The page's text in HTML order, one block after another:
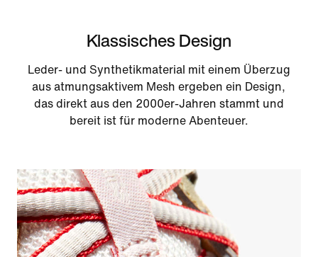
Klassisches Design
Leder- und Synthetikmaterial mit einem Überzug
aus atmungsaktivem Mesh ergeben ein Design,
das direkt aus den 2000er-Jahren stammt und
bereit ist für moderne Abenteuer.